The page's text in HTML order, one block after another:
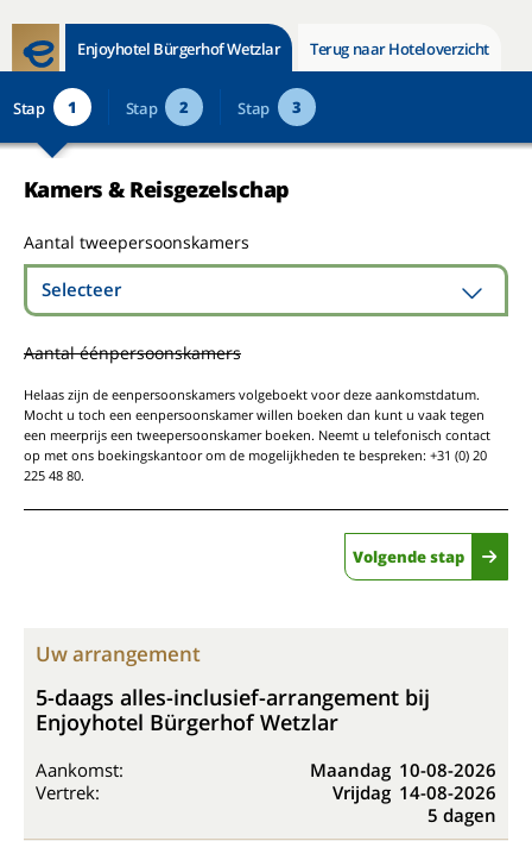
Enjoyhotel Bürgerhof Wetzlar Terug naar Hoteloverzicht
Stap 1 Stap 2 Stap 3
Kamers & Reisgezelschap
Aantal tweepersoonskamers
Selecteer
Aantal éénpersoonskamers
Helaas zijn de eenpersoonskamers volgeboekt voor deze aankomstdatum.
Mocht u toch een eenpersoonskamer willen boeken dan kunt u vaak tegen
een meerprijs een tweepersoonskamer boeken. Neemt u telefonisch contact
op met ons boekingskantoor om de mogelijkheden te bespreken: +31 (0) 20
225 48 80.
Volgende stap
Uw arrangement
5-daags alles-inclusief-arrangement bij
Enjoyhotel Bürgerhof Wetzlar
Aankomst: Maandag 10-08-2026
Vertrek:
Vrijdag 14-08-2026
5 dagen